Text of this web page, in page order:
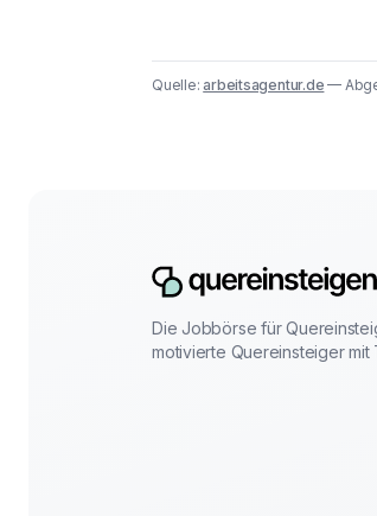
Quelle:arbeitsagentur.de —
Die Jobbörse für
motivierte Quereinsteiger mit